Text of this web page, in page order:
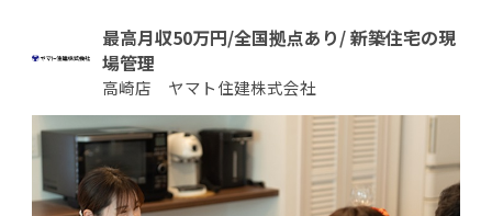
最高月収50万円/全国拠点あり/ 新築住宅の現
場管理
高崎店 ヤマト住建株式会社